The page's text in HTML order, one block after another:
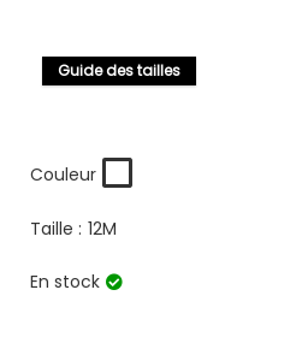
Guide des tailles
Couleur
Taille : 12M
En stock